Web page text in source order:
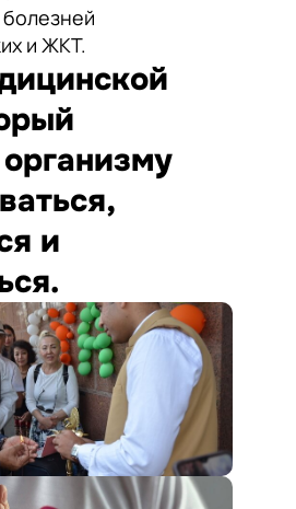
и ЖКТ.
и